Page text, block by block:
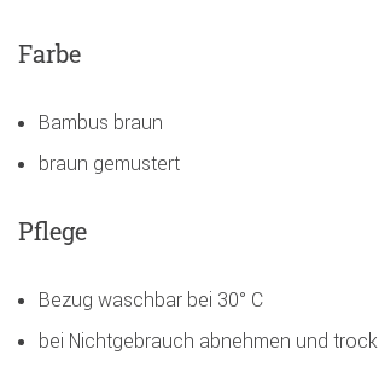
Farbe
Bambus braun
braun gemustert
Pflege
Bezug waschbar bei 30° C
bei Nichtgebrauch abnehmen und